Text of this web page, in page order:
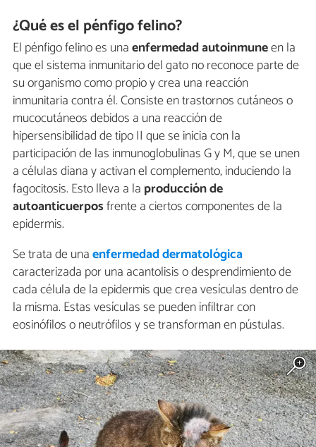
¿Qué es el pénfigo felino?
El pénfigo felino es unaenfermedad autoinmuneen la
que el sistema inmunitario del gato no reconoce parte de
su organismo como propio y crea una reacción
inmunitaria contra él. Consiste en trastornos cutáneos o
mucocutáneos debidos a una reacción de
hipersensibilidad de tipo II que se inicia con la
participación de las inmunoglobulinas G y M, que se unen
a células diana y activan el complemento, induciendo la
fagocitosis. Esto lleva a la producción de
autoanticuerposfrente a ciertos componentes de la
epidermis.
Se trata de unaenfermedad dermatológica
caracterizada por una acantolisis o desprendimiento de
cada célula de la epidermis que crea vesículas dentro de
la misma. Estas vesículas se pueden infiltrar con
eosinófilos o neutrófilos y se transforman en pústulas.